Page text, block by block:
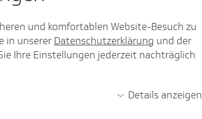
und komfortablen Website-Besuch zu
in unserer Datenschutzerklärung und der
Ihre Einstellungen jederzeit nachträglich
Details anzeigen